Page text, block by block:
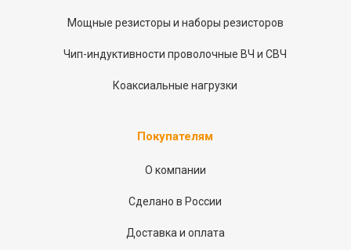
Мощные резисторы и наборы резисторов
Чип-индуктивности проволочные ВЧ и СВЧ
Коаксиальные нагрузки
Покупателям
О компании
Сделано в России
Доставка и оплата